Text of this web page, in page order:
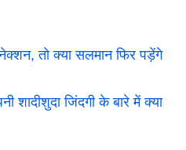
तो क्या सलमान फिर पड़ेंगे
शादीशुदा जिंदगी के बारे में क्या